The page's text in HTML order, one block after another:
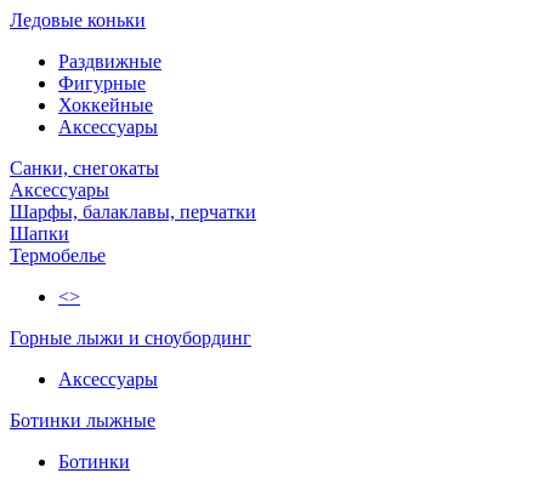
Ледовые коньки
Раздвижные
Фигурные
Хоккейные
Аксессуары
Санки, снегокаты
Аксессуары
Шарфы, балаклавы, перчатки
Шапки
Термобелье
<>
Горные лыжи и сноубординг
Аксессуары
Ботинки лыжные
Ботинки